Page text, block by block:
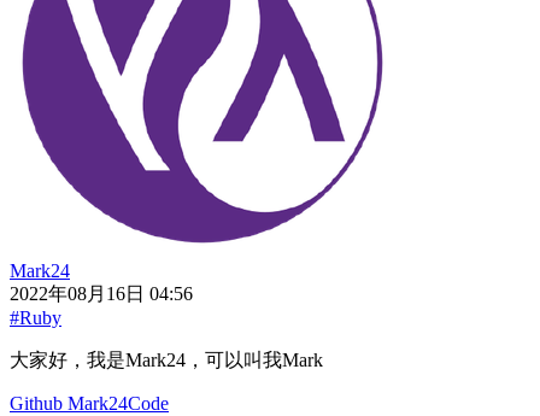
Mark24
2022年08月16日 04:56
#Ruby
大家好，我是Mark24，可以叫我Mark
Github Mark24Code